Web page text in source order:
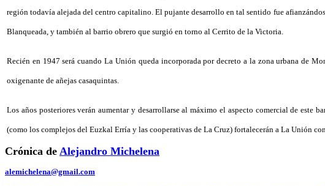
región todavía alejada del centro capitalino. El pujante desarrollo en tal sentido fue
Blanqueada, y también al barrio obrero que surgió en torno al Cerrito de la Victoria.
Recién en 1947 será cuando La Unión queda incorporada por decreto a la zona urbana de
oxigenante de añejas casaquintas.
Los años posteriores verán aumentar y desarrollarse al máximo el aspecto comercial de este
(como los complejos del Euzkal Erría y las cooperativas de La Cruz) fortalecerán a La Unión
Crónica de Alejandro Michelena
alemichelena@gmail.com